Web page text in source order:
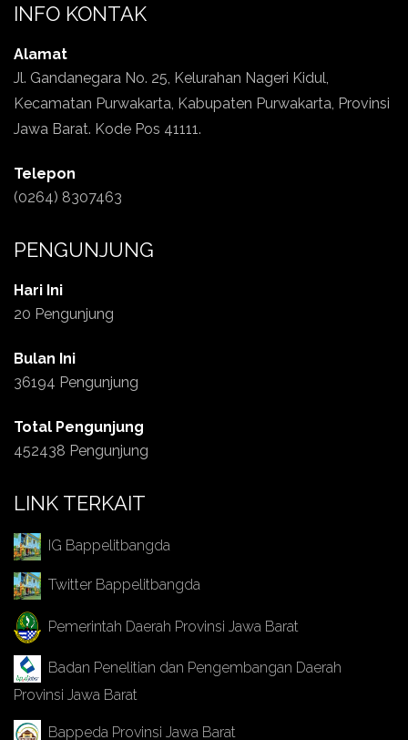
INFO KONTAK
Alamat
Jl. Gandanegara No. 25, Kelurahan Nageri Kidul,
Kecamatan Purwakarta, Kabupaten Purwakarta, Provinsi
Jawa Barat. Kode Pos 41111.
Telepon
(0264) 8307463
PENGUNJUNG
Hari Ini
20 Pengunjung
Bulan Ini
36194 Pengunjung
Total Pengunjung
452438 Pengunjung
LINK TERKAIT
IG Bappelitbangda
Twitter Bappelitbangda
Pemerintah Daerah Provinsi Jawa Barat
Badan Penelitian dan Pengembangan Daerah
Provinsi Jawa Barat
Bappeda Provinsi Jawa Barat